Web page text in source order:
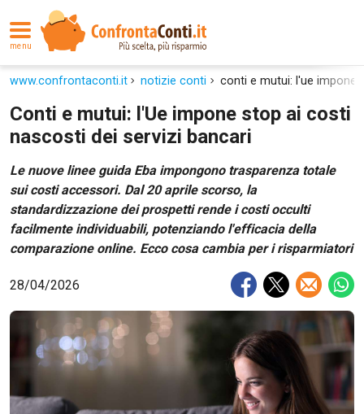
menu
www.confrontaconti.it notizie conti conti e mutui: l'ue impone
Conti e mutui: l'Ue impone stop ai costi
nascosti dei servizi bancari
Le nuove linee guida Eba impongono trasparenza totale
sui costi accessori. Dal 20 aprile scorso, la
standardizzazione dei prospetti rende i costi occulti
facilmente individuabili, potenziando l'efficacia della
comparazione online. Ecco cosa cambia per i risparmiatori
28/04/2026